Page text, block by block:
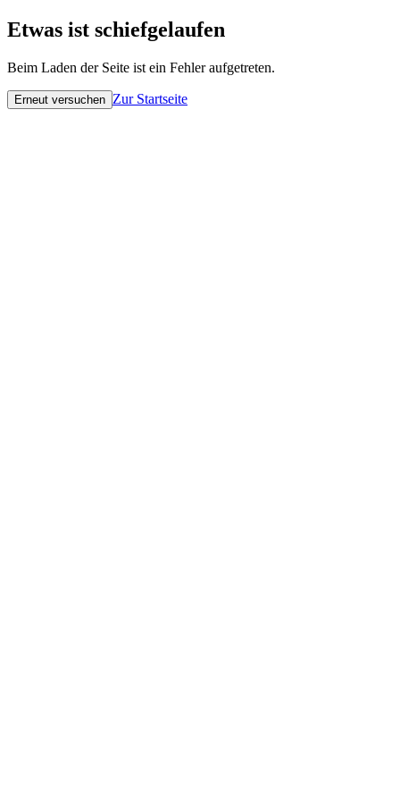
Etwas ist schiefgelaufen
Beim Laden der Seite ist ein Fehler aufgetreten.
Erneut versuchen Zur Startseite